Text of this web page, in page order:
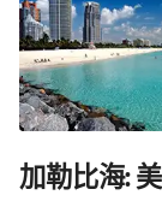
加勒比海: